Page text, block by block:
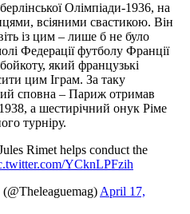
Олімпіади-1936, на
всіяними свастикою. Він
із цим – лише б не було
Федерації футболу Франції
який французькі
цим Іграм. За таку
сповна – Париж отримав
а шестирічний онук Ріме
турніру.
Rimet helps conduct the
YCknLPFzih
April 17,